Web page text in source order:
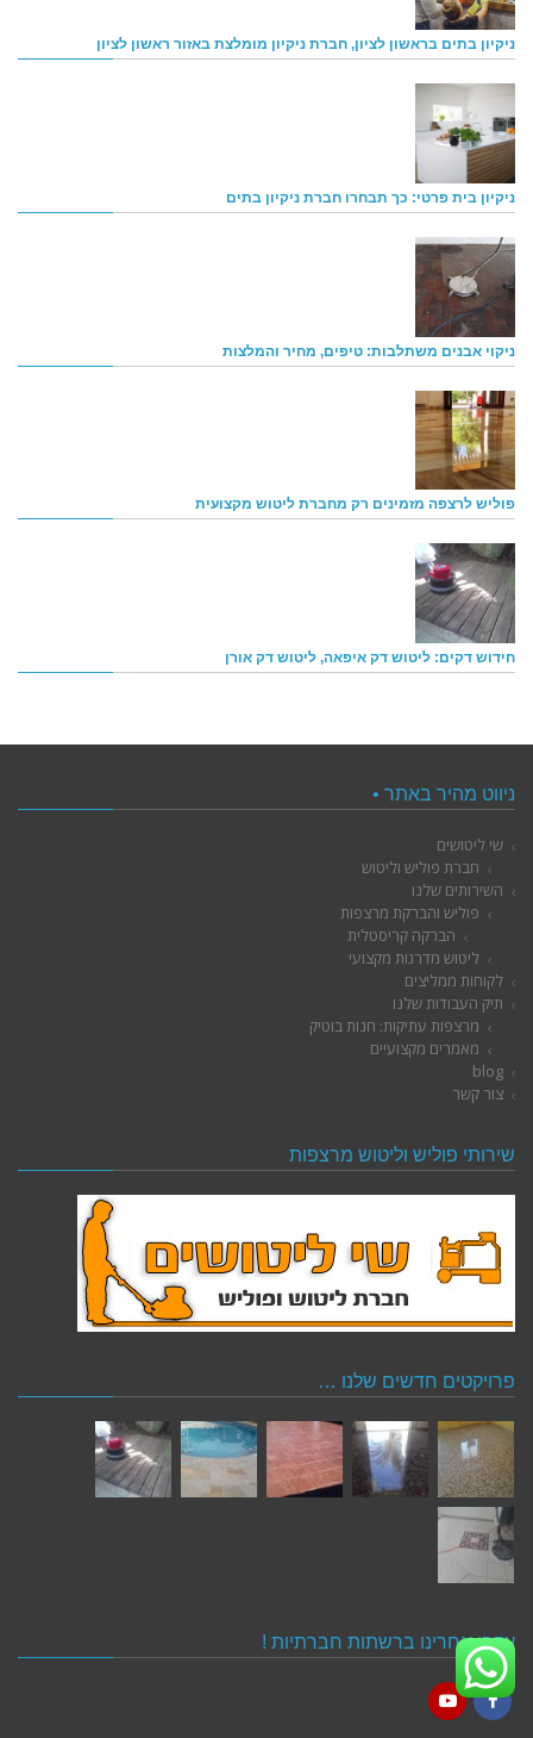
ניקיון בתים בראשון לציון, חברת ניקיון מומלצת באזור ראשון לציון
ניקיון בית פרטי: כך תבחרו חברת ניקיון בתים
ניקוי אבנים משתלבות: טיפים, מחיר והמלצות
פוליש לרצפה מזמינים רק מחברת ליטוש מקצועית
חידוש דקים: ליטוש דק איפאה, ליטוש דק אורן
ניווט מהיר באתר •
שי ליטושים
חברת פוליש וליטוש
השירותים שלנו
פוליש והברקת מרצפות
הברקה קריסטלית
ליטוש מדרגות מקצועי
לקוחות ממליצים
תיק העבודות שלנו
מרצפות עתיקות: חנות בוטיק
מאמרים מקצועיים
blog
צור קשר
שירותי פוליש וליטוש מרצפות
פרויקטים חדשים שלנו …
עקבו אחרינו ברשתות חברתיות !